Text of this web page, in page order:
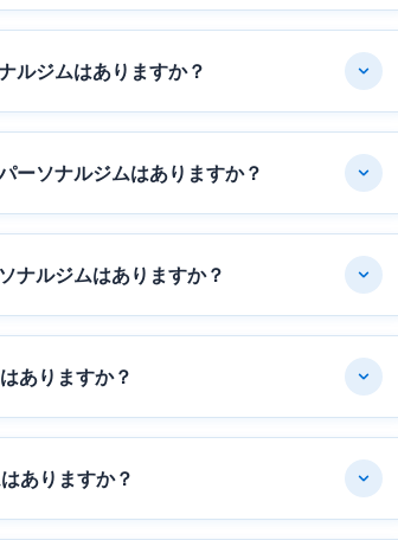
ルジムはありますか？
ーソナルジムはありますか？
ナルジムはありますか？
ありますか？
ありますか？